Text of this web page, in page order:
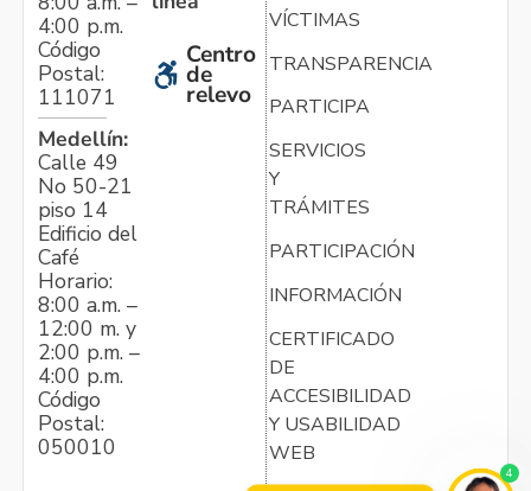
4:00 p.m.
Código
Postal:
111071
Medellín:
Calle 49
No 50-21
piso 14
Edificio del
Café
Horario:
8:00 a.m. –
12:00 m. y
2:00 p.m. –
4:00 p.m.
Código
Postal:
050010
Centro
de
relevo
VÍCTIMAS
TRANSPARENCIA
PARTICIPA
SERVICIOS
Y
TRÁMITES
PARTICIPACIÓN
INFORMACIÓN
CERTIFICADO
DE
ACCESIBILIDAD
Y USABILIDAD
WEB
4